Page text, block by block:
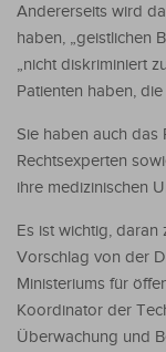
Andererseits wird
haben, „geistlichen
„nicht diskriminiert
Patienten haben,
Sie haben auch das
Rechtsexperten
ihre medizinischen
Es ist wichtig,
Vorschlag von der
Ministeriums für
Koordinator der
Überwachung und